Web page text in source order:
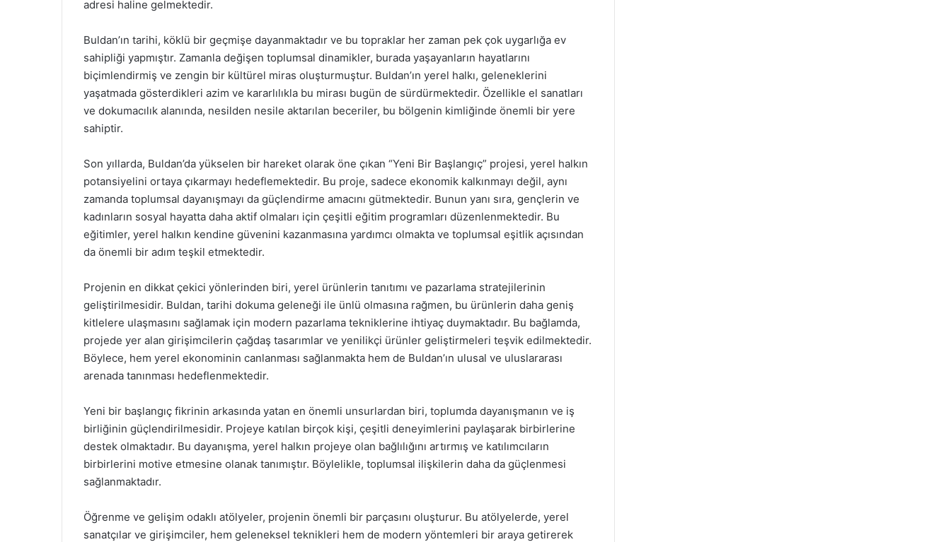
adresi haline gelmektedir.
Buldan’ın tarihi, köklü bir geçmişe dayanmaktadır ve bu topraklar her zaman pek çok uygarlığa ev
sahipliği yapmıştır. Zamanla değişen toplumsal dinamikler, burada yaşayanların hayatlarını
biçimlendirmiş ve zengin bir kültürel miras oluşturmuştur. Buldan’ın yerel halkı, geleneklerini
yaşatmada gösterdikleri azim ve kararlılıkla bu mirası bugün de sürdürmektedir. Özellikle el sanatları
ve dokumacılık alanında, nesilden nesile aktarılan beceriler, bu bölgenin kimliğinde önemli bir yere
sahiptir.
Son yıllarda, Buldan’da yükselen bir hareket olarak öne çıkan “Yeni Bir Başlangıç” projesi, yerel halkın
potansiyelini ortaya çıkarmayı hedeflemektedir. Bu proje, sadece ekonomik kalkınmayı değil, aynı
zamanda toplumsal dayanışmayı da güçlendirme amacını gütmektedir. Bunun yanı sıra, gençlerin ve
kadınların sosyal hayatta daha aktif olmaları için çeşitli eğitim programları düzenlenmektedir. Bu
eğitimler, yerel halkın kendine güvenini kazanmasına yardımcı olmakta ve toplumsal eşitlik açısından
da önemli bir adım teşkil etmektedir.
Projenin en dikkat çekici yönlerinden biri, yerel ürünlerin tanıtımı ve pazarlama stratejilerinin
geliştirilmesidir. Buldan, tarihi dokuma geleneği ile ünlü olmasına rağmen, bu ürünlerin daha geniş
kitlelere ulaşmasını sağlamak için modern pazarlama tekniklerine ihtiyaç duymaktadır. Bu bağlamda,
projede yer alan girişimcilerin çağdaş tasarımlar ve yenilikçi ürünler geliştirmeleri teşvik edilmektedir.
Böylece, hem yerel ekonominin canlanması sağlanmakta hem de Buldan’ın ulusal ve uluslararası
arenada tanınması hedeflenmektedir.
Yeni bir başlangıç fikrinin arkasında yatan en önemli unsurlardan biri, toplumda dayanışmanın ve iş
birliğinin güçlendirilmesidir. Projeye katılan birçok kişi, çeşitli deneyimlerini paylaşarak birbirlerine
destek olmaktadır. Bu dayanışma, yerel halkın projeye olan bağlılığını artırmış ve katılımcıların
birbirlerini motive etmesine olanak tanımıştır. Böylelikle, toplumsal ilişkilerin daha da güçlenmesi
sağlanmaktadır.
Öğrenme ve gelişim odaklı atölyeler, projenin önemli bir parçasını oluşturur. Bu atölyelerde, yerel
sanatçılar ve girişimciler, hem geleneksel teknikleri hem de modern yöntemleri bir araya getirerek